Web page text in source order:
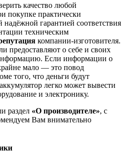
качество любой
покупке практически
гарантией соответствия
техническим
компании-изготовителя.
предоставляют о себе и своих
Если информации о
мало — это повод
того, что деньги будут
легко может вывести
и электронику.
раздел «О производителе», с
Вам внимательно